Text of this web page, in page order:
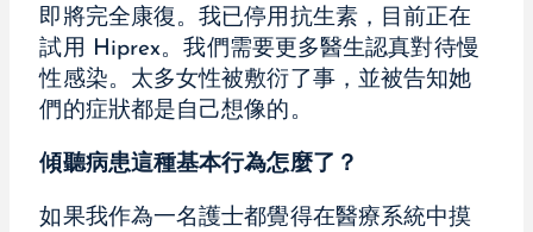
即將完全康復。我已停用抗生素，目前正在
試用 Hiprex。我們需要更多醫生認真對待慢
性感染。太多女性被敷衍了事，並被告知她
們的症狀都是自己想像的。
傾聽病患這種基本行為怎麼了？
如果我作為一名護士都覺得在醫療系統中摸